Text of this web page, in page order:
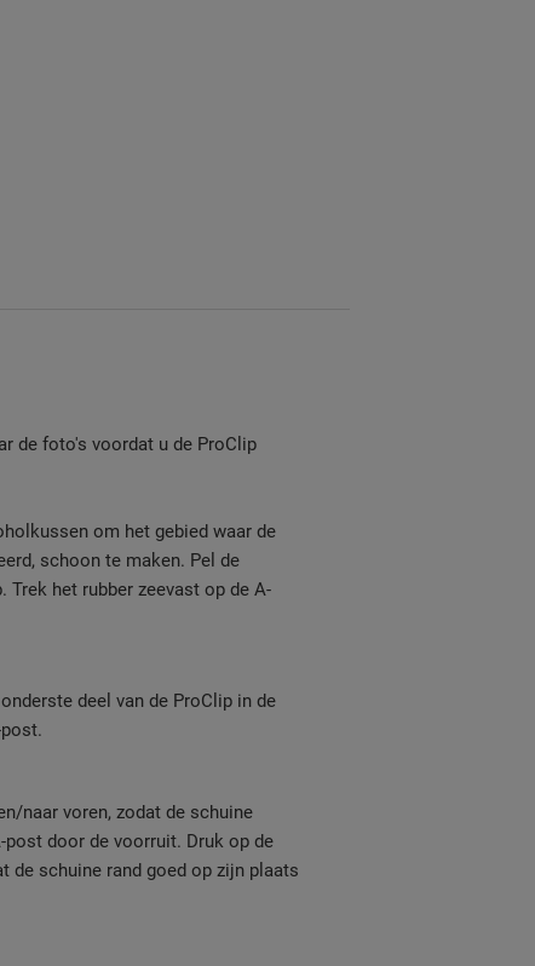
de foto's voordat u de ProClip
om het gebied waar de
schoon te maken. Pel de
Trek het rubber zeevast op de A-
deel van de ProClip in de
naar voren, zodat de schuine
post door de voorruit. Druk op de
de schuine rand goed op zijn plaats